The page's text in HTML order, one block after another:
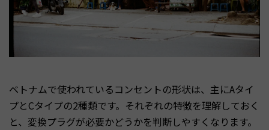
ベトナムで使われているコンセントの形状は、主にAタイ
プとCタイプの2種類です。それぞれの特徴を理解しておく
と、変換プラグが必要かどうかを判断しやすくなります。